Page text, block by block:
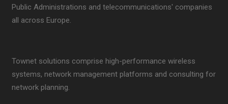
Public Administrations and telecommunications' companies
all across Europe.
Townet solutions comprise high-performance wireless
systems, network management platforms and consulting for
network planning.